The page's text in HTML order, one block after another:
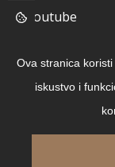
Youtube
Ova stranica
iskustvo i